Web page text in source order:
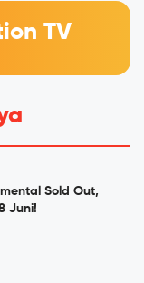
TV
Sold Out,
Juni!